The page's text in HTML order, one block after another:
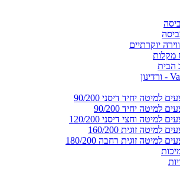
יוקרתיים
מקלות
הבית
למיטה יחיד דיסני 90/200
למיטה יחיד 90/200
למיטה וחצי דיסני 120/200
למיטה זוגית 160/200
למיטה זוגית רחבה 180/200